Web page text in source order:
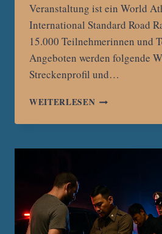
Veranstaltung ist ein World
International Standard Road
15.000 Teilnehmerinnen und
Angeboten werden folgende
Streckenprofil und…
WEITERLESENPATTAYA
2025:
MIT